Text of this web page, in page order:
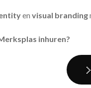
en visual branding
inhuren?